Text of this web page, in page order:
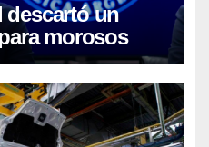
descartó un
morosos